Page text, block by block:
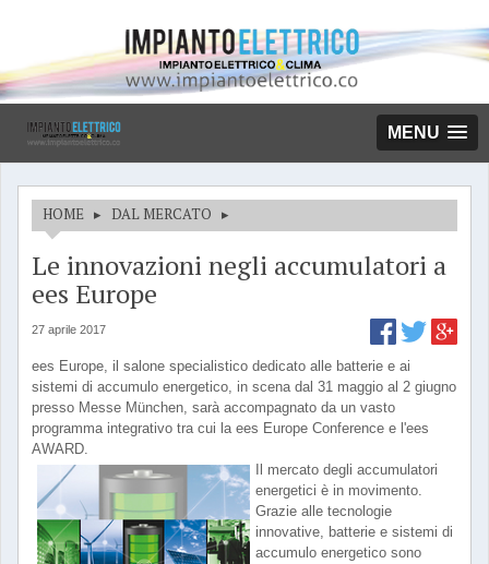
MENU
HOME ▸ DAL MERCATO ▸
Le innovazioni negli accumulatori a
ees Europe
27 aprile 2017
ees Europe, il salone specialistico dedicato alle batterie e ai
sistemi di accumulo energetico, in scena dal 31 maggio al 2 giugno
presso Messe München, sarà accompagnato da un vasto
programma integrativo tra cui la ees Europe Conference e l'ees
AWARD.
Il mercato degli accumulatori
energetici è in movimento.
Grazie alle tecnologie
innovative, batterie e sistemi di
accumulo energetico sono